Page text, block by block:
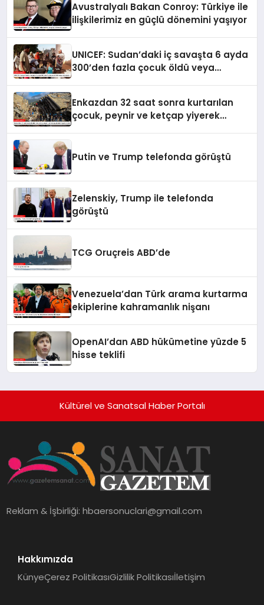
Avustralyalı Bakan Conroy: Türkiye ile
ilişkilerimiz en güçlü dönemini yaşıyor
UNICEF: Sudan’daki iç savaşta 6 ayda
300’den fazla çocuk öldü veya
Enkazdan 32 saat sonra kurtarılan
çocuk, peynir ve ketçap yiyerek
Putin ve Trump telefonda görüştü
Zelenskiy, Trump ile telefonda
görüştü
TCG Oruçreis ABD’de
Venezuela’dan Türk arama kurtarma
ekiplerine kahramanlık nişanı
OpenAI’dan ABD hükümetine yüzde 5
hisse teklifi
Kültürel ve Sanatsal Haber Portalı
Reklam & İşbirliği:hbaersonuclari@gmail.com
Hakkımızda
KünyeÇerez PolitikasıGizlilik Politikasıİletişim